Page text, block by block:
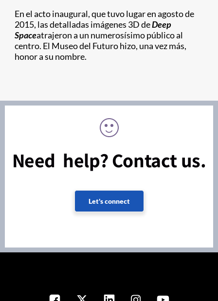
En el acto inaugural, que tuvo lugar en agosto de
2015, las detalladas imágenes 3D deDeep
Spaceatrajeron a un numerosísimo público al
centro. El Museo del Futuro hizo, una vez más,
honor a su nombre.
Need help? Contact us.
Let's connect